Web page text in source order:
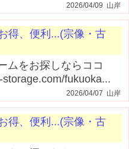
2026/04/09 山岸
得、便利...(宗像・古
ムをお探しならココ
fukuoka...
2026/04/07 山岸
得、便利...(宗像・古